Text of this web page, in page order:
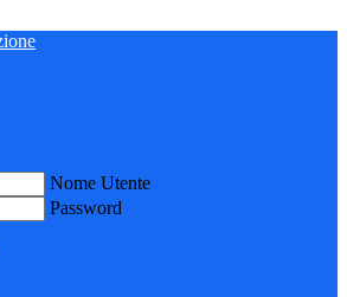
Nome Utente
Password